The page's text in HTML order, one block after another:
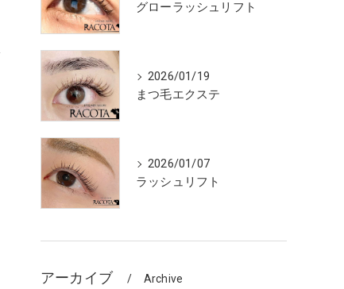
グローラッシュリフト
2026/01/19
まつ毛エクステ
2026/01/07
ラッシュリフト
アーカイブ Archive